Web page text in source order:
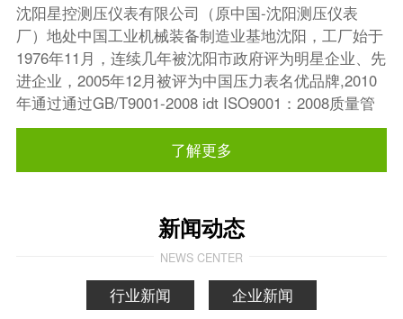
沈阳星控测压仪表有限公司（原中国-沈阳测压仪表
厂）地处中国工业机械装备制造业基地沈阳，工厂始于
1976年11月，连续几年被沈阳市政府评为明星企业、先
进企业，2005年12月被评为中国压力表名优品牌,2010
年通过通过GB/T9001-2008 idt ISO9001：2008质量管
理体系认证。
了解更多
新闻动态
NEWS CENTER
行业新闻 企业新闻